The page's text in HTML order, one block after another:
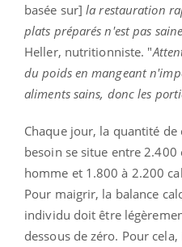
basée sur]la restauration
plats préparés n'est pas
Heller, nutritionniste. "
du poids en mangeant
aliments sains, donc les
Chaque jour, la quantité
besoin se situe entre
homme et 1.800 à 2.200
Pour maigrir, la balance
individu doit être
dessous de zéro. Pour